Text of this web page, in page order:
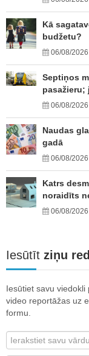
Kā
budžetu?
06/08/2026
Septiņos
pasažieru;
06/08/2026
Naudas
gadā
06/08/2026
Katrs
noraidīts
06/08/2026
Iesūtīt ziņu
Iesūtiet savu
video reportāžas uz
formu.